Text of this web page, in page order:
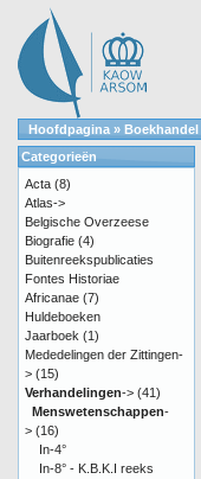
Hoofdpagina » Boekhandel
Categorieën
Acta (8)
Atlas->
Belgische Overzeese
Biografie (4)
Buitenreekspublicaties
Fontes Historiae
Africanae (7)
Huldeboeken
Jaarboek (1)
Mededelingen der Zittingen-
> (15)
Verhandelingen-> (41)
Menswetenschappen-
> (16)
In-4°
In-8° - K.B.K.I reeks